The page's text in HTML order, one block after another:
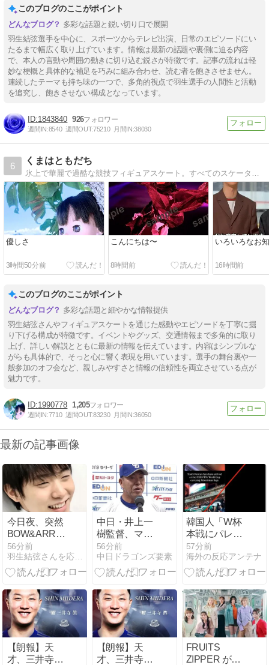
このブログのここがポイント
多彩な話題と鋭い切り口で展開
羽生結弦選手を中心に、スポーツからテレビ出演、日常のエピソードにい
たるまで幅広く取り上げています。情報は最新の話題や裏側に迫る内容
で、本人の言動や周囲の動きに切り込む鋭さが特徴です。記事の流れは軽
妙な梗概と具体的な補足を巧みに組み合わせ、読む者を飽きさせません。
連続したテーマも持ち味の一つで、多角的視点で羽生選手の人間性と活動
を追究し、飽きさせない構成となっています。
1843840 926
週間IN:8540 週間OUT:75210 月間IN:38030
6
くまはともだち
氷上で華麗で過酷な競技フィギュアスケート。すべてのスケーターをリスペクトしていますが羽生結弦選手の演技は涙。
優しさ
3時間50分前
こんにちは〜
8時間前
いろいろなお
16時間前
このブログのここがポイント
多彩な話題と細やかな情報提供
羽生結弦さんやフィギュアスケートを通じた感動やエピソードを丁寧に掘
り下げる構成が特徴です。イベントやグッズ、交通情報まで多角的に取り
上げ、詳しい解説とともに最新の情報を伝えています。内容はシンプルな
がらも具体的で、そっと心に響く表現を用いています。選手の舞台裏や一
般参加のオフ会など、親しみやすさと情報の信頼性を両立させている点が
魅力です。
1990778 1,205
週間IN:7710 週間OUT:83230 月間IN:36050
最新の記事画像
今日夜、突然
BOW&ARROW
を見たくなり
YouTubeでみ
ていたら、そ
師さんとの対
談もみてしま
った。
56分前
羽生結弦さんを応援する日々を綴るブログ
中日・井上一
樹監督、マラ
ーは「被安打
は多かったけ
どもそこで粘
きた」
56分前
中日ドラゴンズ要素
韓国人「W杯
本戦にパレス
チナ国旗持ち
込みはデマ」
→「2年前の
ったと判明」
57分前
海外の反応アンテナ
【朗報】天
才、三井寺
【朗報】天
才、三井寺
FRUITS
ZIPPER が出